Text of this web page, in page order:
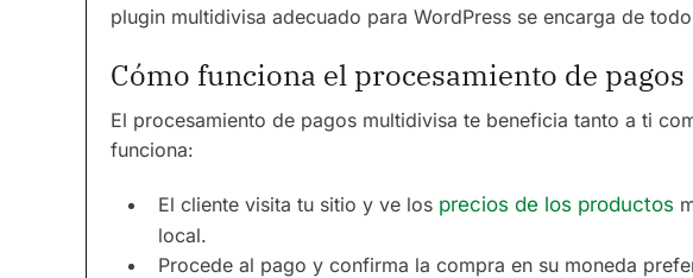
plugin multidivisa adecuado para WordPress se encarga de
Cómo funciona el procesamiento de
El procesamiento de pagos multidivisa te beneficia tanto a ti
funciona:
El cliente visita tu sitio y ve los precios de los productos
local.
Procede al pago y confirma la compra en su moneda